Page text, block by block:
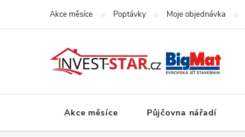
Akce měsíce Poptávky Moje objednávka
Akce měsíce Půjčovna nářadí